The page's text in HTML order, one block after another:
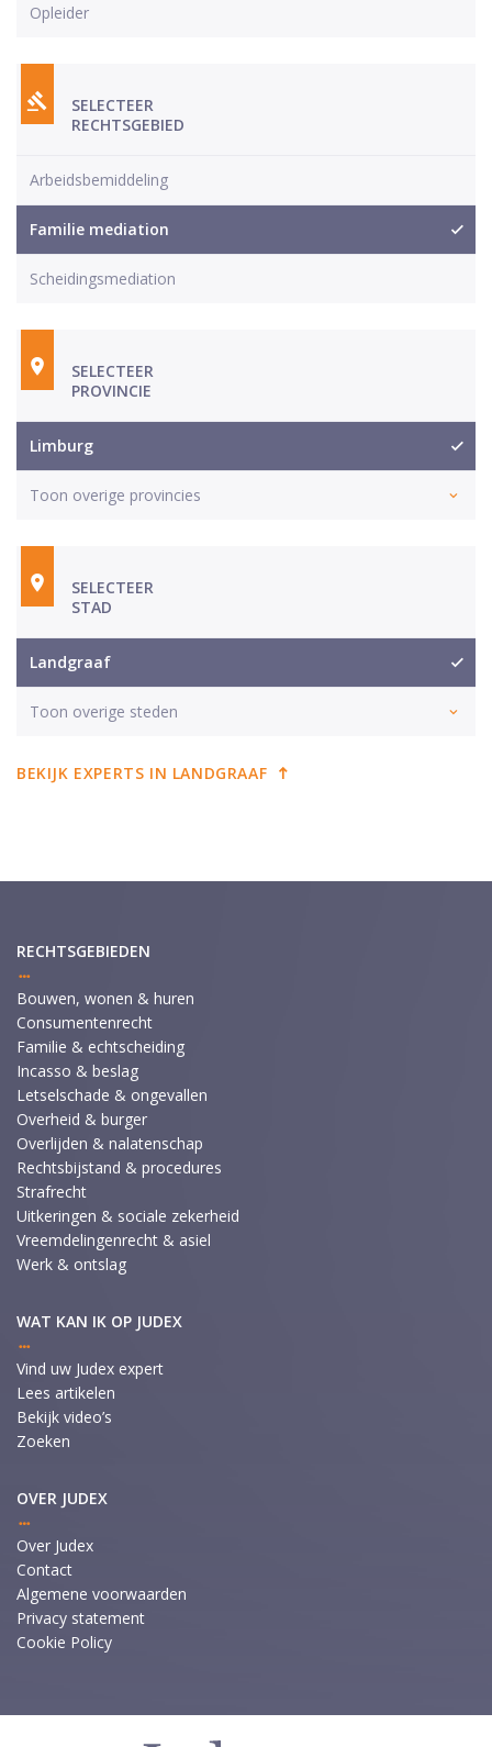
Opleider
SELECTEER
RECHTSGEBIED
Arbeidsbemiddeling
Familie mediation
Scheidingsmediation
SELECTEER
PROVINCIE
Limburg
Toon overige provincies
SELECTEER
STAD
Landgraaf
Toon overige steden
BEKIJK EXPERTS IN LANDGRAAF
RECHTSGEBIEDEN
Bouwen, wonen & huren
Consumentenrecht
Familie & echtscheiding
Incasso & beslag
Letselschade & ongevallen
Overheid & burger
Overlijden & nalatenschap
Rechtsbijstand & procedures
Strafrecht
Uitkeringen & sociale zekerheid
Vreemdelingenrecht & asiel
Werk & ontslag
WAT KAN IK OP JUDEX
Vind uw Judex expert
Lees artikelen
Bekijk video’s
Zoeken
OVER JUDEX
Over Judex
Contact
Algemene voorwaarden
Privacy statement
Cookie Policy